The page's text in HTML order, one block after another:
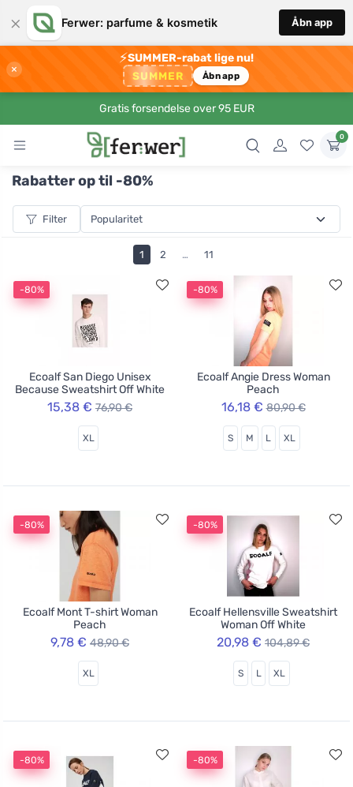
× Ferwer: parfume & kosmetik Åbn app
×
⚡SUMMER-rabat lige nu!
SUMMER Åbn app
Gratis forsendelse over 95 EUR
0
Rabatter op til -80%
Filter
1 2 … 11
-80%
Ecoalf San Diego Unisex
Because Sweatshirt Off White
15,38 € 76,90 €
XL
-80%
Ecoalf Angie Dress Woman
Peach
16,18 € 80,90 €
S M L XL
-80%
Ecoalf Mont T-shirt Woman
Peach
9,78 € 48,90 €
XL
-80%
Ecoalf Hellensville Sweatshirt
Woman Off White
20,98 € 104,89 €
S L XL
-80% -80%